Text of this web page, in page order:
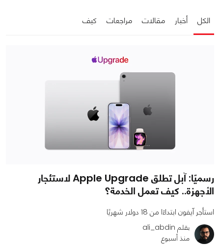
الكل أخبار مقالات مراجعات كيف
رسميًا: آبل تطلق Apple Upgrade لاستئجار
الأجهزة.. كيف تعمل الخدمة؟
استأجر آيفون ابتداءًا من 18 دولار شهريًا
بقلم ali_abdin
منذ أسبوع